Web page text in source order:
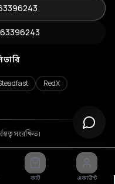
RedX
সংরক্ষিত।
কার্ট একাউন্ট